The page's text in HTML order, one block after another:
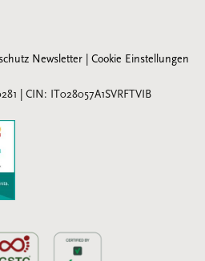
Newsletter
Cookie Einstellungen
CIN: IT028057A1SVRFTVIB